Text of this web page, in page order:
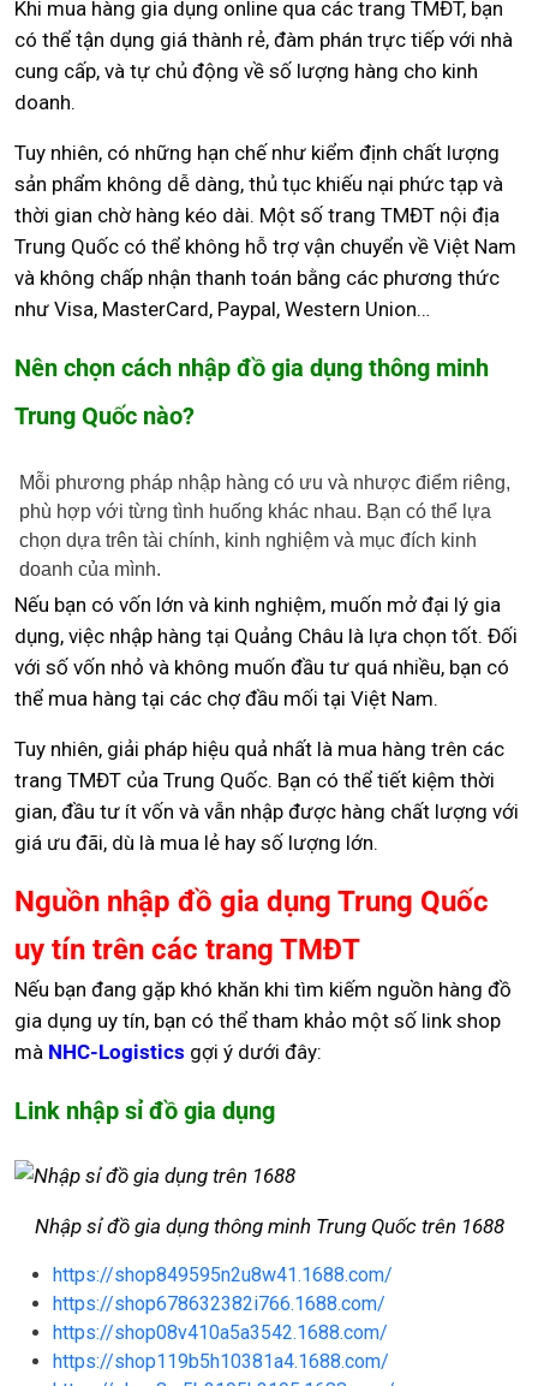
Khi mua hàng gia dụng online qua các trang TMĐT, bạn
có thể tận dụng giá thành rẻ, đàm phán trực tiếp với nhà
cung cấp, và tự chủ động về số lượng hàng cho kinh
doanh.
Tuy nhiên, có những hạn chế như kiểm định chất lượng
sản phẩm không dễ dàng, thủ tục khiếu nại phức tạp và
thời gian chờ hàng kéo dài. Một số trang TMĐT nội địa
Trung Quốc có thể không hỗ trợ vận chuyển về Việt Nam
và không chấp nhận thanh toán bằng các phương thức
như Visa, MasterCard, Paypal, Western Union…
Nên chọn cách nhập đồ gia dụng thông minh
Trung Quốc nào?
Mỗi phương pháp nhập hàng có ưu và nhược điểm riêng,
phù hợp với từng tình huống khác nhau. Bạn có thể lựa
chọn dựa trên tài chính, kinh nghiệm và mục đích kinh
doanh của mình.
Nếu bạn có vốn lớn và kinh nghiệm, muốn mở đại lý gia
dụng, việc nhập hàng tại Quảng Châu là lựa chọn tốt. Đối
với số vốn nhỏ và không muốn đầu tư quá nhiều, bạn có
thể mua hàng tại các chợ đầu mối tại Việt Nam.
Tuy nhiên, giải pháp hiệu quả nhất là mua hàng trên các
trang TMĐT của Trung Quốc. Bạn có thể tiết kiệm thời
gian, đầu tư ít vốn và vẫn nhập được hàng chất lượng với
giá ưu đãi, dù là mua lẻ hay số lượng lớn.
Nguồn nhập đồ gia dụng Trung Quốc
uy tín trên các trang TMĐT
Nếu bạn đang gặp khó khăn khi tìm kiếm nguồn hàng đồ
gia dụng uy tín, bạn có thể tham khảo một số link shop
mà NHC-Logistics gợi ý dưới đây:
Link nhập sỉ đồ gia dụng
Nhập sỉ đồ gia dụng thông minh Trung Quốc trên 1688
https://shop849595n2u8w41.1688.com/
https://shop678632382i766.1688.com/
https://shop08v410a5a3542.1688.com/
https://shop119b5h10381a4.1688.com/